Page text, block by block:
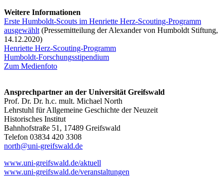
Weitere Informationen
Erste Humboldt-Scouts im Henriette Herz-Scouting-Programm
ausgewählt (Pressemitteilung der Alexander von Humboldt Stiftung,
14.12.2020)
Henriette Herz-Scouting-Programm
Humboldt-Forschungsstipendium
Zum Medienfoto
Ansprechpartner an der Universität Greifswald
Prof. Dr. Dr. h.c. mult. Michael North
Lehrstuhl für Allgemeine Geschichte der Neuzeit
Historisches Institut
Bahnhofstraße 51, 17489 Greifswald
Telefon 03834 420 3308
north@uni-greifswald.de
www.uni-greifswald.de/aktuell
www.uni-greifswald.de/veranstaltungen